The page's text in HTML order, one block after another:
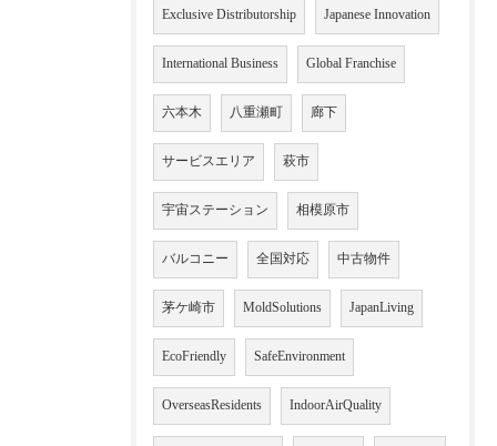
Exclusive Distributorship Japanese Innovation
International Business Global Franchise
六本木 八重瀬町 廊下
サービスエリア 萩市
宇宙ステーション 相模原市
バルコニー 全国対応 中古物件
茅ケ崎市 MoldSolutions JapanLiving
EcoFriendly SafeEnvironment
OverseasResidents IndoorAirQuality